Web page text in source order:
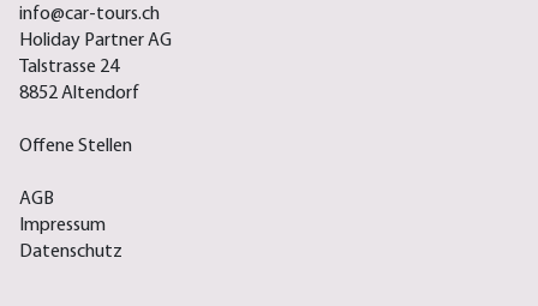
info@car-tours.ch
Holiday Partner AG
Talstrasse 24
8852 Altendorf
Offene Stellen
AGB
Impressum
Datenschutz